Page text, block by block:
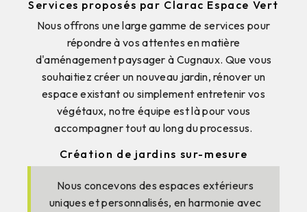
Services proposés par Clarac Espace Vert
Nous offrons une large gamme de services pour
répondre à vos attentes en matière
d'aménagement paysager à Cugnaux. Que vous
souhaitiez créer un nouveau jardin, rénover un
espace existant ou simplement entretenir vos
végétaux, notre équipe est là pour vous
accompagner tout au long du processus.
Création de jardins sur-mesure
Nous concevons des espaces extérieurs
uniques et personnalisés, en harmonie avec